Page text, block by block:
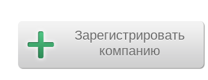
Зарегистрировать
компанию